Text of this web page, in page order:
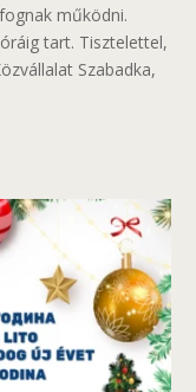
működni.
tart. Tisztelettel,
Szabadka,